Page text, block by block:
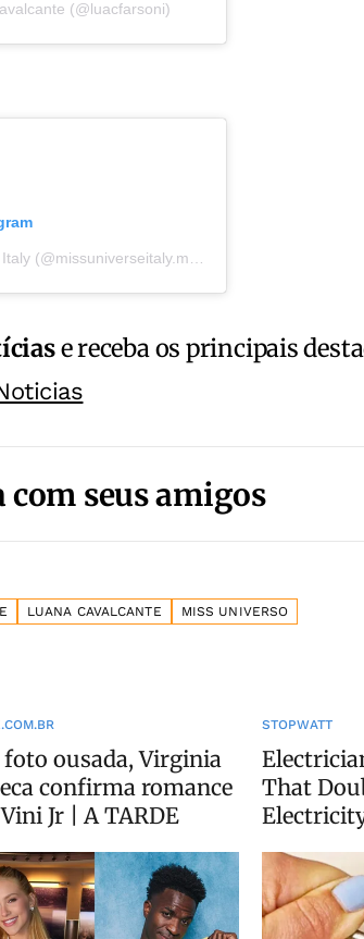
(@luacfarsoni)
Uma publicação compartilhada por Miss Universe Italy (@missuniverseitaly.muit)
e receba os principais
seus amigos
LUANA CAVALCANTE MISS UNIVERSO